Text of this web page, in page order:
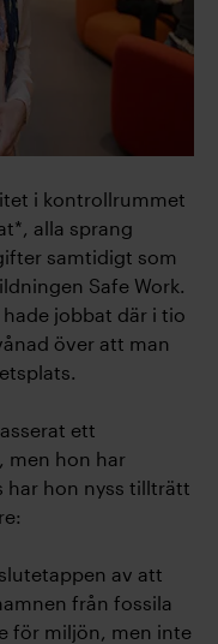
i kontrollrummet
alla sprang
samtidigt som
Safe Work.
jobbat där i tio
över att man
ett
men hon har
har hon nyss tillträtt
av att
från fossila
för miljön, men inte